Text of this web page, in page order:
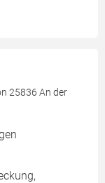
25836 An der